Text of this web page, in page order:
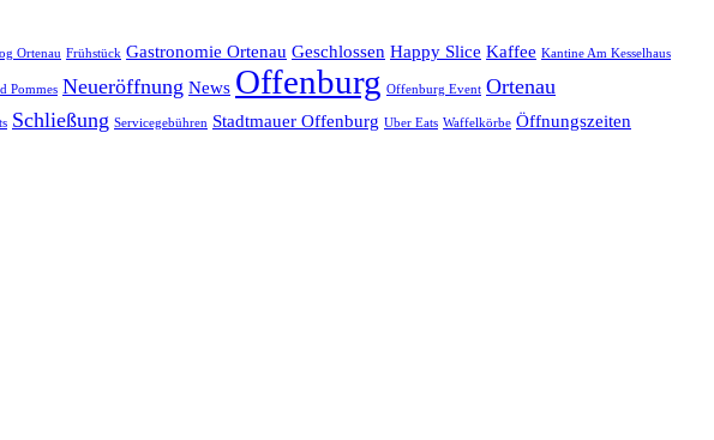
Ortenau Frühstück Gastronomie Ortenau Geschlossen Happy Slice Kaffee Kantine Am Kesselhaus
Pommes Neueröffnung News Offenburg Offenburg Event Ortenau
Schließung Servicegebühren Stadtmauer Offenburg Uber Eats Waffelkörbe Öffnungszeiten